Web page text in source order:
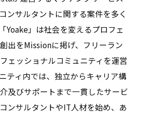
ンサルタントに関する案件を多く
Yoake」は社会を変えるプロフェ
出をMissionに掲げ、フリーラン
ェッショナルコミュニティを運営
ティ内では、独立からキャリア構
及びサポートまで一貫したサービ
ンサルタントやIT人材を始め、あ